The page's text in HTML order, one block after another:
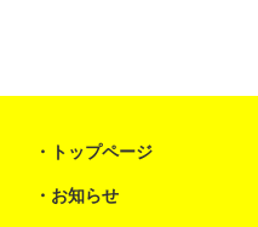
トップページ
お知らせ